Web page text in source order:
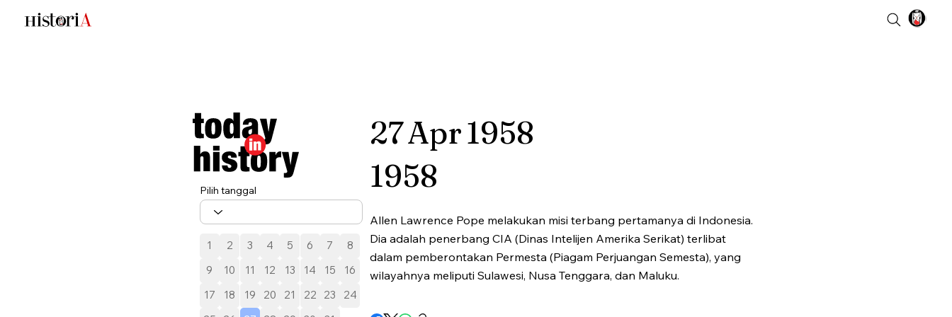
Pilih tanggal
1 2 3 4 5 6 7
8
9
10 11 12 13 14 15
16
17
18 19 20 21 22 23
24
27Apr1958
1958
Allen Lawrence Pope melakukan misi terbang pertamanya di Indonesia.
Dia adalah penerbang CIA (Dinas Intelijen Amerika Serikat) terlibat
dalam pemberontakan Permesta (Piagam Perjuangan Semesta), yang
wilayahnya meliputi Sulawesi, Nusa Tenggara, dan Maluku.